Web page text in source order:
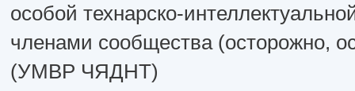
особой технарско-
членами сообщества (осторожно,
(УМВР ЧЯДНТ)